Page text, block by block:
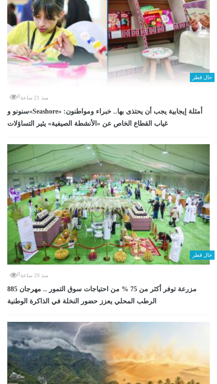
حال قطر
منذ 21 ساعة 0
سنونو و«Seashore» أمثلة إيجابية يجب أن يحتذى بها.. خبراء ومواطنون:
غياب القطاع الخاص عن «الأنشطة الصيفية» يثير التساؤلات
حال قطر
منذ 20 ساعة 0
885 مزرعة توفر أكثر من 75 % من احتياجات سوق التمور .. مهرجان
الرطب المحلي يعزز حضور النخلة في الذاكرة الوطنية